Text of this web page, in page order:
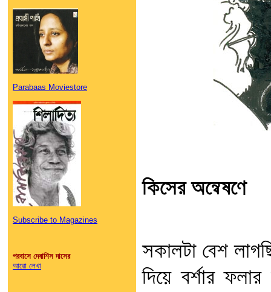
Parabaas Moviestore
Subscribe to Magazines
পরবাসে দেবাশিস দাসের
আরো লেখা
কিসের অন্বেষণে
সকালটা বেশ
দিয়ে বর্শার